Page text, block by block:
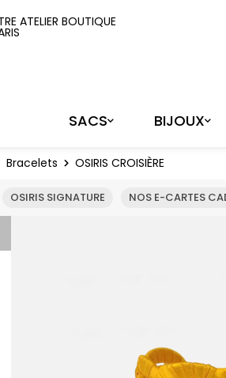
ATELIER BOUTIQUE
SACS BIJOUX
Bracelets OSIRIS CROISIÈRE
OSIRIS SIGNATURE NOS E-CARTES
des cookies